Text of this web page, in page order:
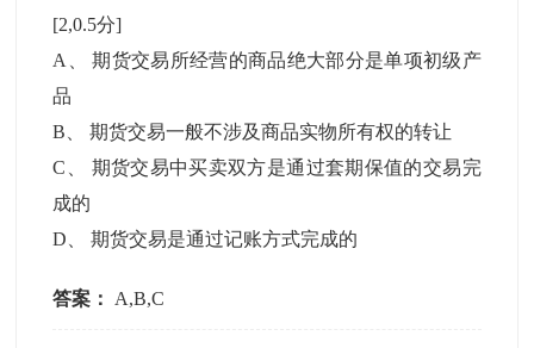
[2,0.5分]
A
、期货交易所经营的商品绝大部分是单项初级产
品
B 、期货交易一般不涉及商品实物所有权的转让
C
期货交易中买卖双方是通过套期保值的交易完
成的
D 、期货交易是通过记账方式完成的
答案： A,B,C